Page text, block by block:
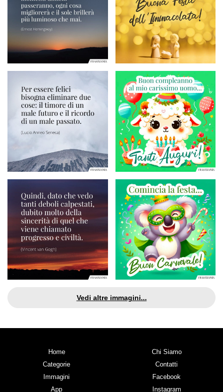
Vedi altre immagini...
Home
Categorie
Immagini
App
Chi Siamo
Contatti
Facebook
Instagram